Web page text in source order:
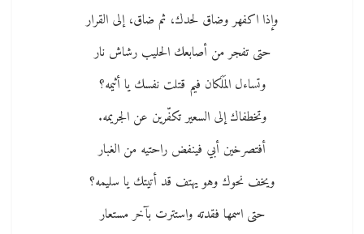
وإذا اكفهر وضاق لحدك، ثم ضاق، إلى القرار
حتى تفجر من أصابعك الحليب رشاش نار
وتساءل المَلَكان فيم قتلت نفسك يا أثيمه؟
وتخطفاك إلى السعير تكفّرين عن الجريمه.
أفتصرخين أبي فينفض راحتيه من الغبار
ويخف نحوك وهو يهتف قد أتيتك يا سليمه؟
حتى اسمها فقدته واستترت بآخر مستعار